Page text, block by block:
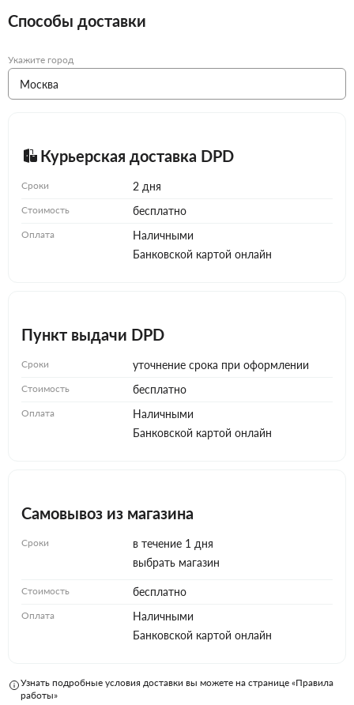
Способы доставки
Укажите город
Курьерская доставка DPD
Сроки 2 дня
Стоимость бесплатно
Оплата
Наличными
Банковской картой онлайн
Пункт выдачи DPD
Сроки уточнение срока при оформлении
Стоимость бесплатно
Оплата
Наличными
Банковской картой онлайн
Самовывоз из магазина
Сроки
в течение 1 дня
выбрать магазин
Стоимость бесплатно
Оплата
Наличными
Банковской картой онлайн
Узнать подробные условия доставки вы можете на странице «Правила
работы»